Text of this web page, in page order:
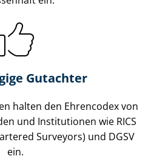
Gutachter
halten den Ehrencodex von
und Institutionen wie RICS
Surveyors) und DGSV
ein.